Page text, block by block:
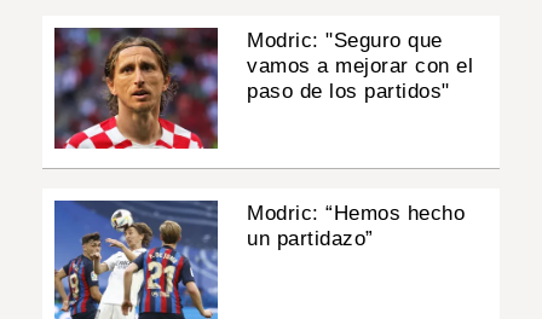
Modric: "Seguro que
vamos a mejorar con el
paso de los partidos"
Modric: “Hemos hecho
un partidazo”